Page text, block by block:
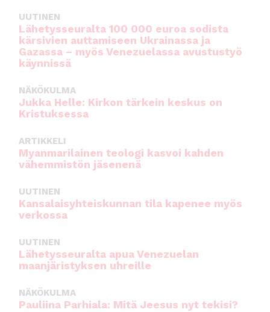
UUTINEN
Lähetysseuralta 100 000 euroa sodista
kärsivien auttamiseen Ukrainassa ja
Gazassa – myös Venezuelassa avustustyö
käynnissä
NÄKÖKULMA
Jukka Helle: Kirkon tärkein keskus on
Kristuksessa
ARTIKKELI
Myanmarilainen teologi kasvoi kahden
vähemmistön jäsenenä
UUTINEN
Kansalaisyhteiskunnan tila kapenee myös
verkossa
UUTINEN
Lähetysseuralta apua Venezuelan
maanjäristyksen uhreille
NÄKÖKULMA
Pauliina Parhiala: Mitä Jeesus nyt tekisi?